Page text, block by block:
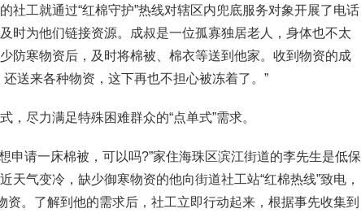
社工就通过“红棉守护”热线对辖区内兜底服务对象开展了电话
时为他们链接资源。成叔是一位孤寡独居老人，身体也不太
防寒物资后，及时将棉被、棉衣等送到他家。收到物资的成
送来各种物资，这下再也不担心被冻着了。”
，尽力满足特殊困难群众的“点单式”需求。
申请一床棉被，可以吗?”家住海珠区滨江街道的李先生是低保
天气变冷，缺少御寒物资的他向街道社工站“红棉热线”致电，
资。了解到他的需求后，社工立即行动起来，根据事先收集到